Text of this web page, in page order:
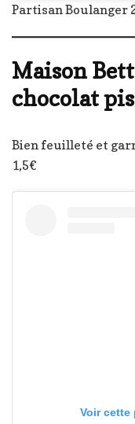
Partisan Boulanger
Maison
chocolat
Bien feuilleté et
1,5€
Voir cette